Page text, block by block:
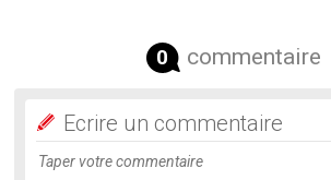
0 commentaire
Ecrire un commentaire